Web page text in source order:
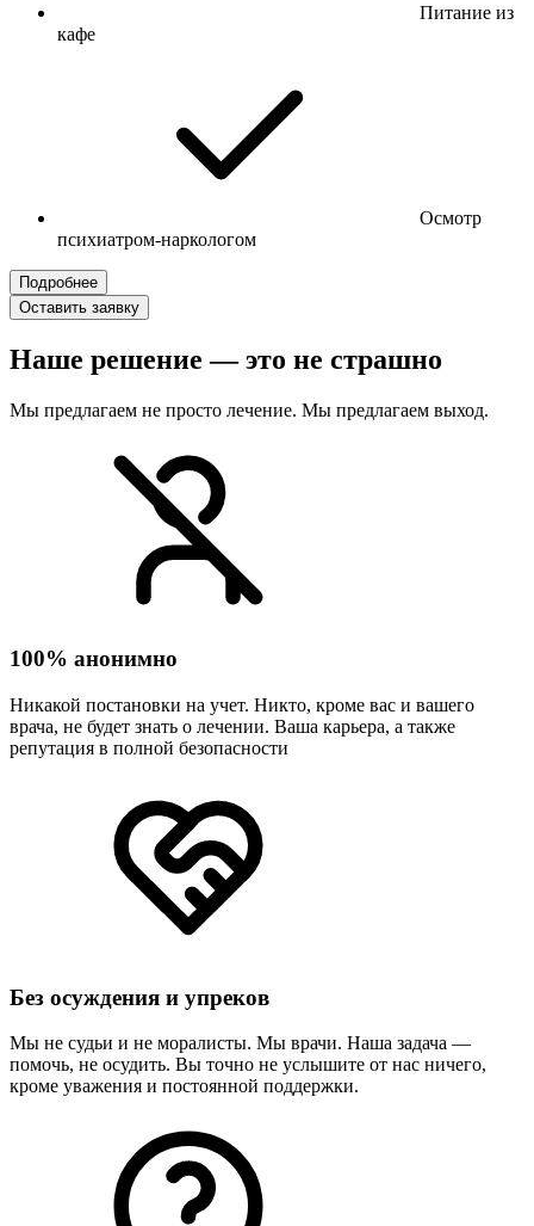
Питание из
кафе
Осмотр
психиатром-наркологом
Подробнее
Оставить заявку
Наше решение — это не страшно
Мы предлагаем не просто лечение. Мы предлагаем выход.
100% анонимно
Никакой постановки на учет. Никто, кроме вас и вашего
врача, не будет знать о лечении. Ваша карьера, а также
репутация в полной безопасности
Без осуждения и упреков
Мы не судьи и не моралисты. Мы врачи. Наша задача —
помочь, не осудить. Вы точно не услышите от нас ничего,
кроме уважения и постоянной поддержки.